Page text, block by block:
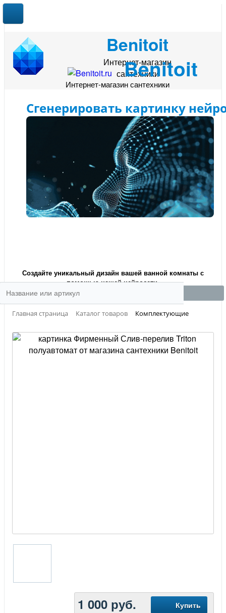
Benitoit
Интернет-магазин
сантехники
Benitoit
Интернет-магазин сантехники
Сгенерировать картинку
Создайте уникальный дизайн вашей ванной комнаты с
помощью нашей нейросети.
Главная страница Каталог товаров Комплектующие
1 000 руб. Купить